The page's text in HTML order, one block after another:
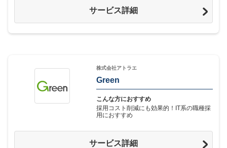
サービス詳細
株式会社アトラエ
Green
こんな方におすすめ
採用コスト削減にも効果的！IT系の職種採
用におすすめ
サービス詳細